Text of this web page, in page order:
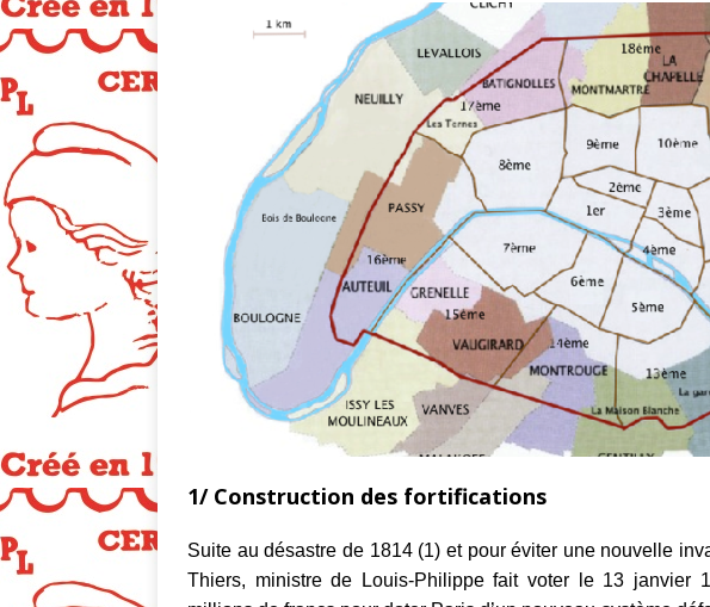
1/ Construction des fortifications
Suite au désastre de 1814 (1) et pour éviter une nouvelle
Thiers, ministre de Louis-Philippe fait voter le 13 janvier